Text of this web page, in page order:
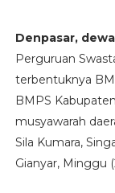
Denpasar,
Perguruan
terbentuknya
BMPS
musyawarah
Sila Kumara,
Gianyar, Minggu